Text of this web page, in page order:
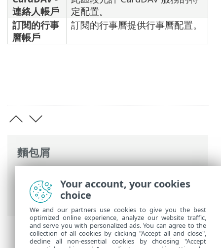
麵包屑
ESET PROTECT>雲端行動裝置管理>管理
行動裝置
> 雲端 MDM 配置設定檔
連絡人帳戶
定配置。
訂閱的行事
曆帳戶
訂閱的行事曆提供行事曆配置。
Your account, your cookies
choice
We and our partners use cookies to give you the best
optimized online experience, analyze our website traffic,
and serve you with personalized ads. You can agree to the
collection of all cookies by clicking "Accept all and close",
decline all non-essential cookies by choosing "Accept